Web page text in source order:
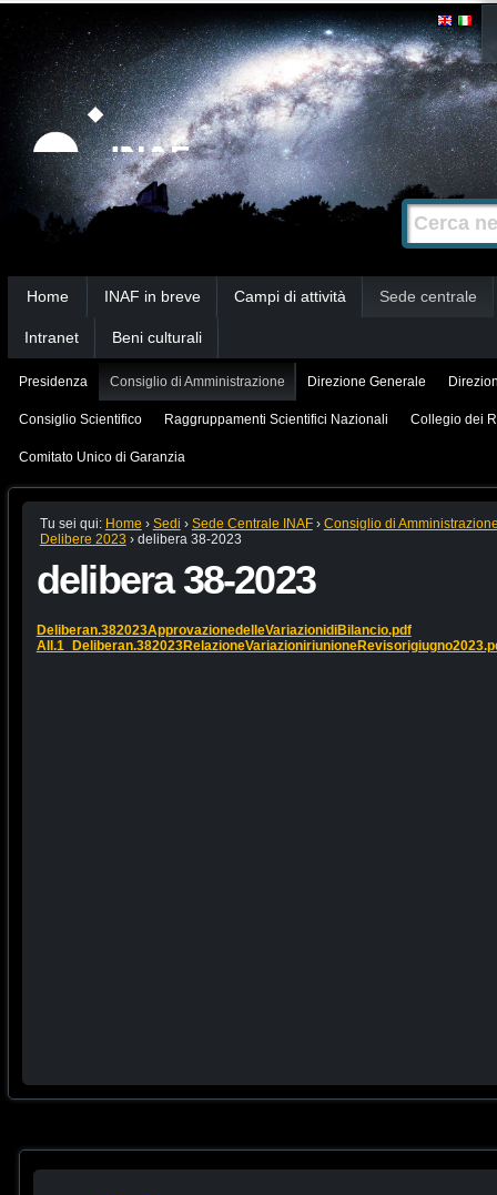
Strumenti
personali
Salta
contenuti.
|
Salta
alla
navigazione
Cerca nel
Ricerca
avanzata…
Home INAF in breve Campi di attività Sede centrale
Intranet Beni culturali
Presidenza Consiglio di Amministrazione Direzione Generale
Consiglio Scientifico Raggruppamenti Scientifici Nazionali Collegio dei
Comitato Unico di Garanzia
Tu sei qui: Home › Sedi › Sede Centrale INAF › Consiglio di
Delibere 2023 › delibera 38-2023
delibera 38-2023
Deliberan.382023ApprovazionedelleVariazionidiBilancio.pdf